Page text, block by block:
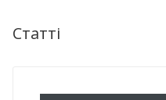
Статті